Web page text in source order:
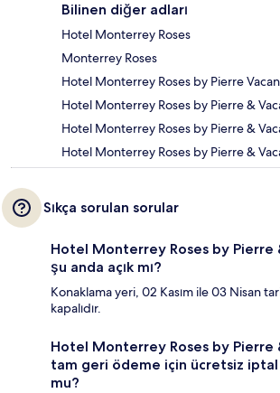
Bilinen diğer adları
Hotel Monterrey Roses
Monterrey Roses
Hotel Monterrey Roses by Pierre
Hotel Monterrey Roses by Pierre &
Hotel Monterrey Roses by Pierre &
Hotel Monterrey Roses by Pierre &
Sıkça sorulan sorular
Hotel Monterrey Roses by Pierre
şu anda açık mı?
Konaklama yeri, 02 Kasım ile 03 Nisan
kapalıdır.
Hotel Monterrey Roses by Pierre
tam geri ödeme için ücretsiz iptal
mu?